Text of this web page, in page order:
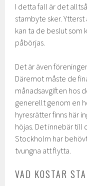
I detta fall är det
stambyte sker.
kan ta de beslut som
påbörjas.
Det är även
Däremot måste de
månadsavgiften hos
generellt genom en
hyresrätter finns här
höjas. Det innebär till
Stockholm har
tvungna att flytta.
VAD KOSTAR